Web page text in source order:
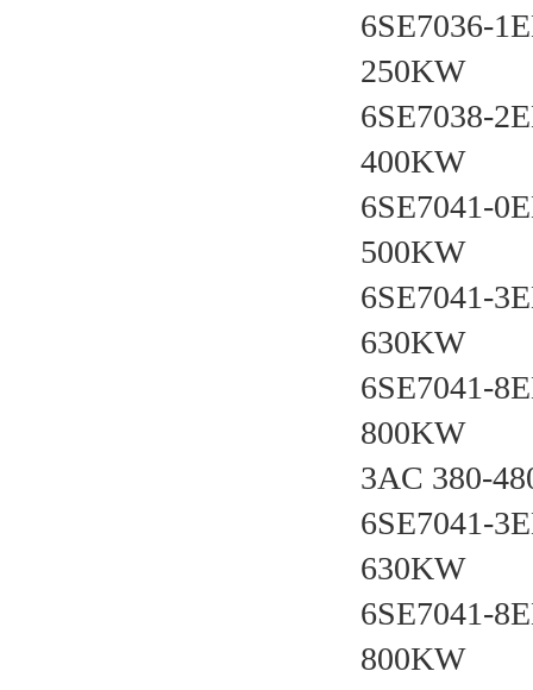
6SE7036-
250KW
6SE7038-
400KW
6SE7041-
500KW
6SE7041-
630KW
6SE7041-
800KW
3AC 380-
6SE7041-
630KW
6SE7041-
800KW